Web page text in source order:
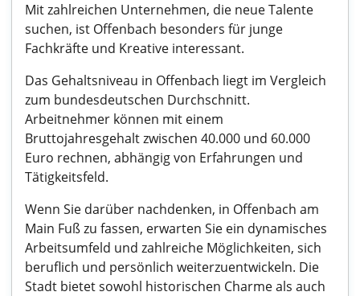
Mit zahlreichen Unternehmen, die neue Talente
suchen, ist Offenbach besonders für junge
Fachkräfte und Kreative interessant.
Das Gehaltsniveau in Offenbach liegt im Vergleich
zum bundesdeutschen Durchschnitt.
Arbeitnehmer können mit einem
Bruttojahresgehalt zwischen 40.000 und 60.000
Euro rechnen, abhängig von Erfahrungen und
Tätigkeitsfeld.
Wenn Sie darüber nachdenken, in Offenbach am
Main Fuß zu fassen, erwarten Sie ein dynamisches
Arbeitsumfeld und zahlreiche Möglichkeiten, sich
beruflich und persönlich weiterzuentwickeln. Die
Stadt bietet sowohl historischen Charme als auch